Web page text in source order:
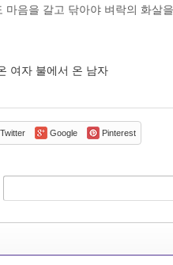
마음을 갈고 닦아야 벼락의 화살
여자 불에서 온 남자
Twitter Google Pinterest